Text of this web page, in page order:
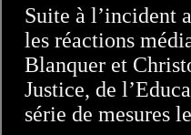
Suite à l’incident
les réactions
Blanquer et
Justice, de
série de mesures